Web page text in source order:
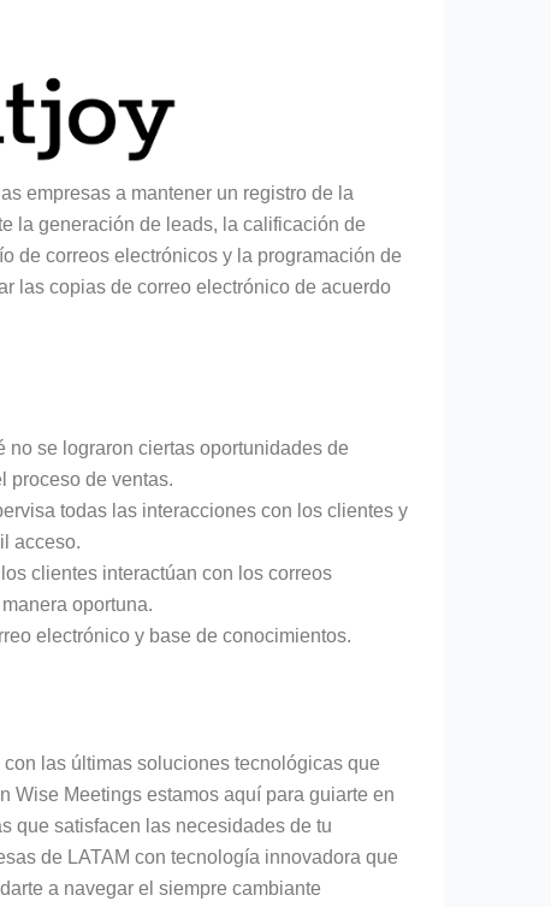
empresas a mantener un registro de la
la generación de leads, la calificación de
de correos electrónicos y la programación de
las copias de correo electrónico de acuerdo
no se lograron ciertas oportunidades de
proceso de ventas.
todas las interacciones con los clientes y
acceso.
clientes interactúan con los correos
oportuna.
electrónico y base de conocimientos.
las últimas soluciones tecnológicas que
Wise Meetings estamos aquí para guiarte en
que satisfacen las necesidades de tu
de LATAM con tecnología innovadora que
a navegar el siempre cambiante